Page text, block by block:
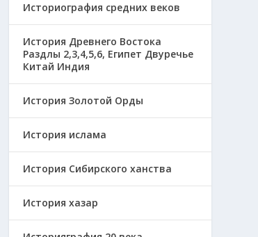
Историография средних веков
История Древнего Востока
Раздлы 2,3,4,5,6, Египет Двуречье
Китай Индия
История Золотой Орды
История ислама
История Сибирского ханства
История хазар